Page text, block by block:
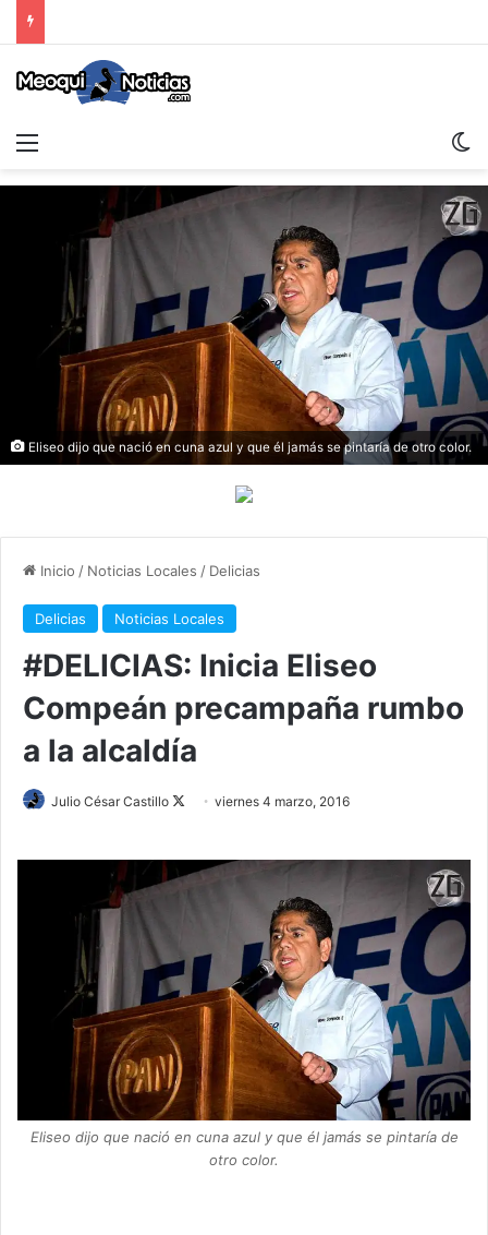
Eliseo dijo que nació en cuna azul y que él jamás se pintaría de otro color.
Inicio / Noticias Locales / Delicias
Delicias Noticias Locales
#DELICIAS: Inicia Eliseo
Compeán precampaña rumbo
a la alcaldía
Julio César Castillo
l
n
X
viernes 4 marzo, 2016
Eliseo dijo que nació en cuna azul y que él jamás se pintaría de
otro color.